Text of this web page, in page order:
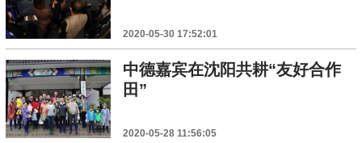
2020-05-30 17:52:01
中德嘉宾在沈阳共耕“友好合作
田”
2020-05-28 11:56:05